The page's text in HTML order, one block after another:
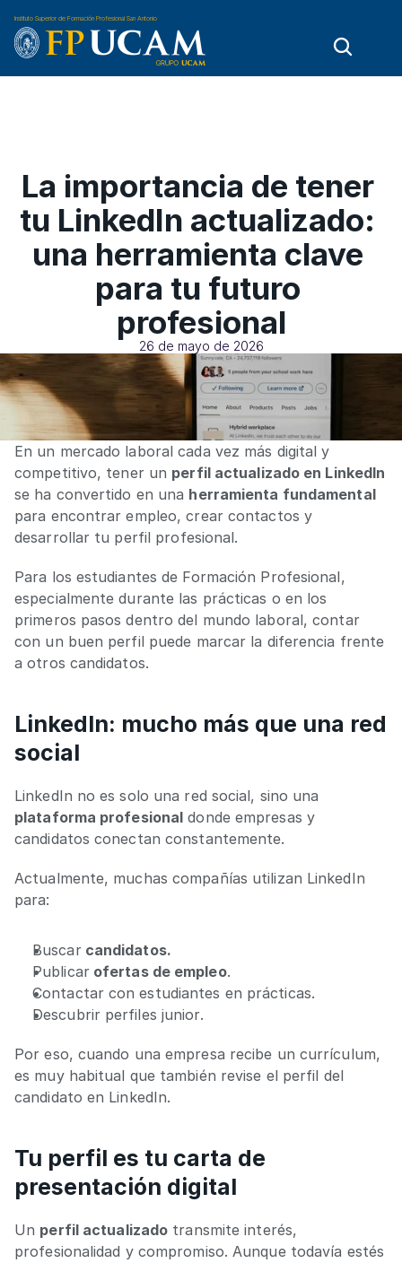
Instituto Superior de Formación Profesional San Antonio
La importancia de tener
tu LinkedIn actualizado:
una herramienta clave
para tu futuro
profesional
26 de mayo de 2026
En un mercado laboral cada vez más digital y
competitivo, tener un perfil actualizado en LinkedIn
se ha convertido en una herramienta fundamental
para encontrar empleo, crear contactos y
desarrollar tu perfil profesional.
Para los estudiantes de Formación Profesional,
especialmente durante las prácticas o en los
primeros pasos dentro del mundo laboral, contar
con un buen perfil puede marcar la diferencia frente
a otros candidatos.
LinkedIn: mucho más que una red
social
plataforma profesional donde empresas y
candidatos conectan constantemente.
Actualmente, muchas compañías utilizan LinkedIn
para:
Buscar candidatos.
Publicar ofertas de empleo.
Contactar con estudiantes en prácticas.
Descubrir perfiles junior.
Por eso, cuando una empresa recibe un currículum,
es muy habitual que también revise el perfil del
candidato en LinkedIn.
Tu perfil es tu carta de
presentación digital
Un perfil actualizado transmite interés,
profesionalidad y compromiso. Aunque todavía estés